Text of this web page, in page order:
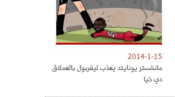
2014-1-15
مانشستر يونايتد يعذب ليفربول بالعملاق
دي خيا